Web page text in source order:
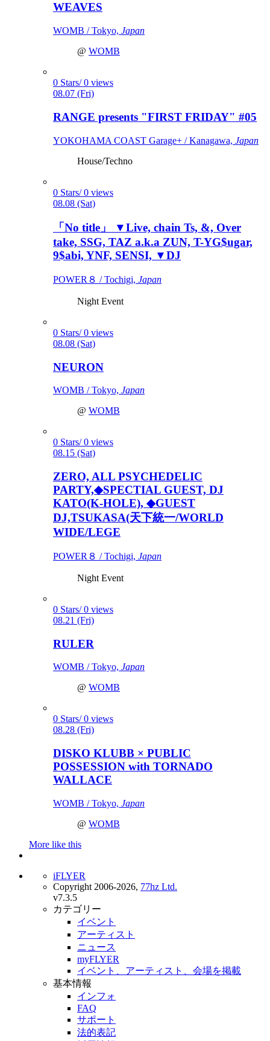
WEAVES
WOMB / Tokyo, Japan
@ WOMB
0 Stars/ 0 views
08.07 (Fri)
RANGE presents "FIRST FRIDAY" #05
YOKOHAMA COAST Garage+ / Kanagawa, Japan
House/Techno
0 Stars/ 0 views
08.08 (Sat)
「No title」 ▼Live, chain Ts, &, Over
take, SSG, TAZ a.k.a ZUN, T-YG$ugar,
9$abi, YNF, SENSI, ▼DJ
POWER８ / Tochigi, Japan
Night Event
0 Stars/ 0 views
08.08 (Sat)
NEURON
WOMB / Tokyo, Japan
@ WOMB
0 Stars/ 0 views
08.15 (Sat)
ZERO, ALL PSYCHEDELIC
PARTY,◆SPECTIAL GUEST, DJ
KATO(K-HOLE), ◆GUEST
DJ,TSUKASA(天下統一/WORLD
WIDE/LEGE
POWER８ / Tochigi, Japan
Night Event
0 Stars/ 0 views
08.21 (Fri)
RULER
WOMB / Tokyo, Japan
@ WOMB
0 Stars/ 0 views
08.28 (Fri)
DISKO KLUBB × PUBLIC
POSSESSION with TORNADO
WALLACE
WOMB / Tokyo, Japan
@ WOMB
More like this
iFLYER
Copyright 2006-2026, 77hz Ltd.
v7.3.5
カテゴリー
イベント
アーティスト
ニュース
myFLYER
イベント、アーティスト、会場を掲載
基本情報
インフォ
FAQ
サポート
法的表記